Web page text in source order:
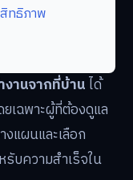
ทธิภาพ
านจากที่บ้านได้
เฉพาะผู้ที่ต้องดูแล
แผนและเลือก
บความสำเร็จใน